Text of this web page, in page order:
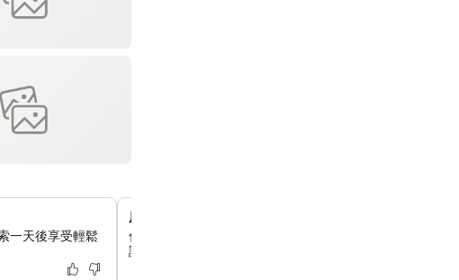
一天後享受輕鬆
原創床褥，讓你睡得更好
你可以體驗 APA 原創床褥帶來的優質睡眠，它專為優化體
讓你享受舒適的夜晚。